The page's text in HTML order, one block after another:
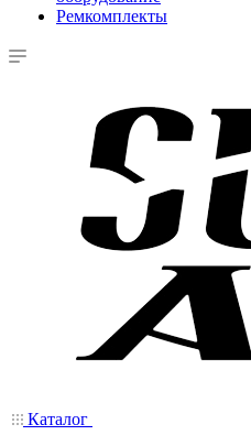
Ремкомплекты
Каталог